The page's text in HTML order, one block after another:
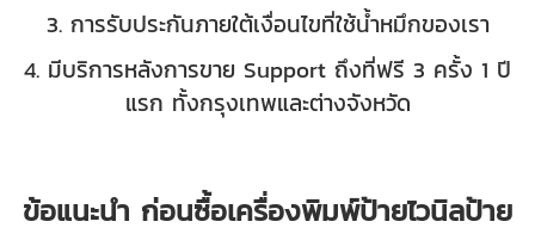
3. การรับประกันภายใต้เงื่อนไขที่ใช้น้ำหมึกของเรา
4. มีบริการหลังการขาย Support ถึงที่ฟรี 3 ครั้ง 1 ปี
แรก ทั้งกรุงเทพและต่างจังหวัด
ข้อแนะนำ ก่อนซื้อเครื่องพิมพ์ป้ายไวนิลป้าย